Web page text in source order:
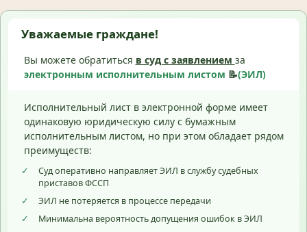
Уважаемые граждане!
Вы можете обратиться в суд с заявлением за
электронным исполнительным листом 📝(ЭИЛ)
Исполнительный лист в электронной форме имеет
одинаковую юридическую силу с бумажным
исполнительным листом, но при этом обладает рядом
преимуществ:
✓
Суд оперативно направляет ЭИЛ в службу судебных
приставов ФССП
✓
ЭИЛ не потеряется в процессе передачи
✓
Минимальна вероятность допущения ошибок в ЭИЛ